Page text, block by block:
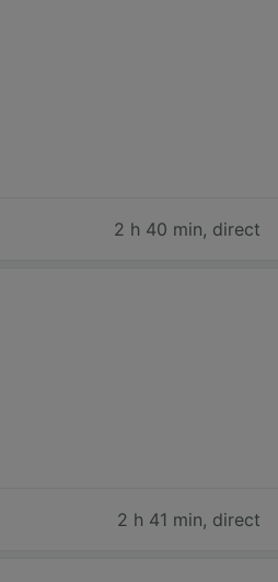
2 h 40 min, direct
2 h 41 min, direct